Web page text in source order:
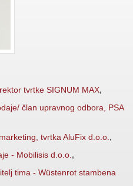
tvrtke SIGNUM MAX,
član upravnog odbora, PSA
tvrtka AluFix d.o.o.,
- Mobilisis d.o.o.,
tima - Wüstenrot stambena